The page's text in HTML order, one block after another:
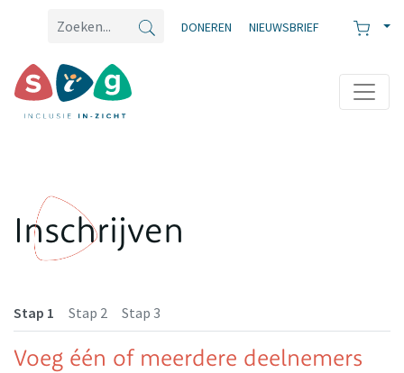
DONEREN NIEUWSBRIEF
Inschrijven
Stap 1 Stap 2 Stap 3
Voeg één of meerdere deelnemers